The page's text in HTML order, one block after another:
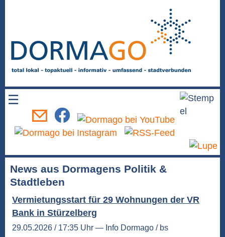
☰
News aus Dormagens Politik &
Stadtleben
Vermietungsstart für 29 Wohnungen der VR
Bank in Stürzelberg
29.05.2026 / 17:35 Uhr — Info Dormago / bs